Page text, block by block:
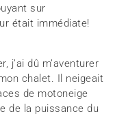
sur
était immédiate!
j’ai dû m’aventurer
chalet. Il neigeait
de motoneige
de la puissance du